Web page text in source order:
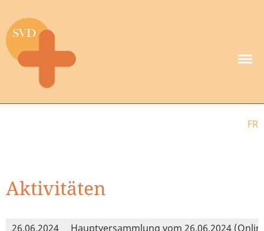
FR
Aktivitäten
26.06.2024 Hauptversammlung vom 26.06.2024